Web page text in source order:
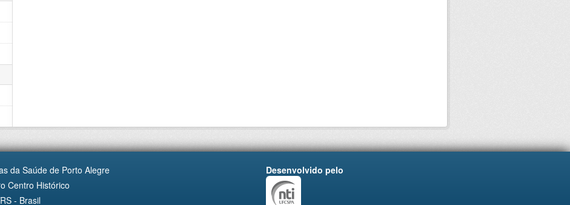
da Saúde de Porto Alegre
Centro Histórico
- Brasil
Desenvolvido pelo